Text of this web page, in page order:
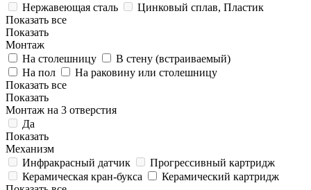
Нержавеющая сталь
Цинковый сплав, Пластик
Показать все
Показать
Монтаж
На столешницу
В стену (встраиваемый)
На пол
На раковину или столешницу
Показать все
Показать
Монтаж на 3 отверстия
Да
Показать
Механизм
Инфракрасный датчик
Прогрессивный картридж
Керамическая кран-букса
Керамический картридж